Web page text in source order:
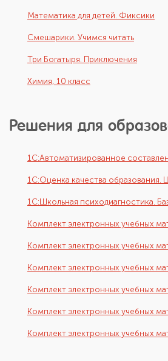
Математика для детей. Фиксики
Смешарики. Учимся читать
Три Богатыря. Приключения
Химия, 10 класс
Решения для
1С:Автоматизированное
1С:Оценка качества образования.
1С:Школьная психодиагностика.
Комплект электронных учебных
Комплект электронных учебных
Комплект электронных учебных
Комплект электронных учебных
Комплект электронных учебных
Комплект электронных учебных